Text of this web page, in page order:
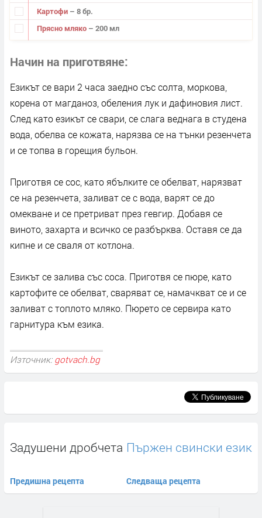
Картофи – 8 бр.
Прясно мляко – 200 мл
Начин на приготвяне
Езикът се вари 2 часа заедно със солта, моркова,
корена от магданоз, обеления лук и дафиновия лист.
След като езикът се свари, се слага веднага в студена
вода, обелва се кожата, нарязва се на тънки резенчета
и се топва в горещия бульон.
Приготвя се сос, като ябълките се обелват, нарязват
се на резенчета, заливат се с вода, варят се до
омекване и се претриват през гевгир. Добавя се
виното, захарта и всичко се разбърква. Оставя се да
кипне и се сваля от котлона.
Езикът се залива със соса. Приготвя се пюре, като
картофите се обелват, сваряват се, намачкват се и се
заливат с топлото мляко. Пюрето се сервира като
гарнитура към езика.
Източник: gotvach.bg
Задушени дробчета
Предишна рецепта
Пържен свински език
Следваща рецепта